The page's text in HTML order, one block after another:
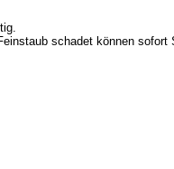
schadet können